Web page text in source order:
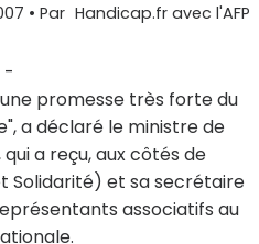
• Par Handicap.fr avec l'AFP
-
promesse très forte du
a déclaré le ministre de
a reçu, aux côtés de
Solidarité) et sa secrétaire
associatifs au